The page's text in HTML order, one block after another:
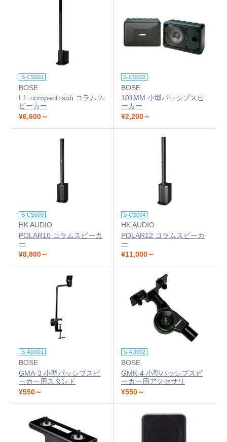
S-CS001
BOSE
L1 compact+sub コラムス
ピーカー
¥6,600～
S-CS002
BOSE
101MM 小型パッシブスピ
ーカー
¥2,200～
S-CS003
HK AUDIO
POLAR10 コラムスピーカ
ー
¥8,800～
S-CS004
HK AUDIO
POLAR12 コラムスピーカ
ー
¥11,000～
S-AD001
BOSE
GMA-3 小型パッシブスピ
ーカー用スタンド
¥550～
S-AD002
BOSE
GMK-4 小型パッシブスピ
ーカー用アクセサリ
¥550～